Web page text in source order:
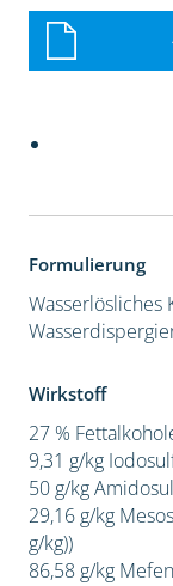
Formulierung
Wasserlösliches
Wirkstoff
27 %
9,31 g/kg
50 g/kg
29,16 g/kg
g/kg))
86,58 g/kg